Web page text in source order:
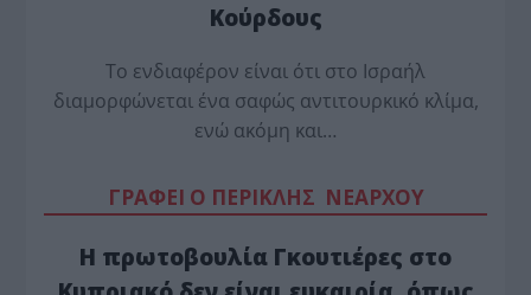
Κούρδους
Το ενδιαφέρον είναι ότι στο Ισραήλ
διαμορφώνεται ένα σαφώς αντιτουρκικό κλίμα,
ενώ ακόμη και…
ΓΡΑΦΕΙ Ο ΠΕΡΙΚΛΗΣ ΝΕΑΡΧΟΥ
Η πρωτοβουλία Γκουτιέρες στο